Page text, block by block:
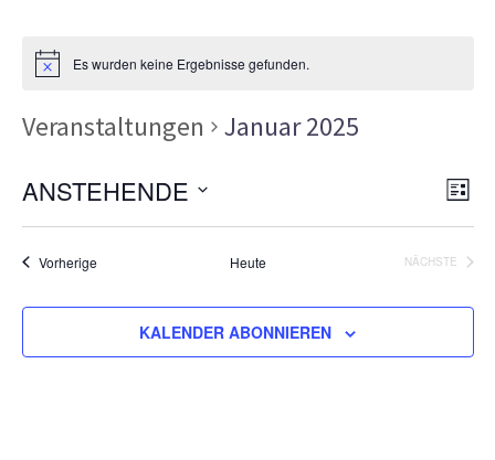
Es wurden keine Ergebnisse gefunden.
Veranstaltungen Januar 2025
LISTE
ANSTEHENDE
Datum
wählen.
VorherigeVeranstaltungen Heute
NÄCHSTE
KALENDER ABONNIEREN